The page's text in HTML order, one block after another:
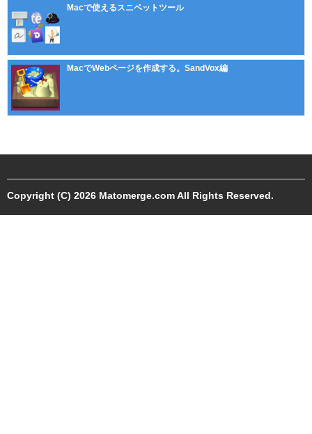
Macで使えるスニペットツール
MacでWebページを作成する。SandVox編
Copyright (C) 2026 Matomerge.com All Rights Reserved.